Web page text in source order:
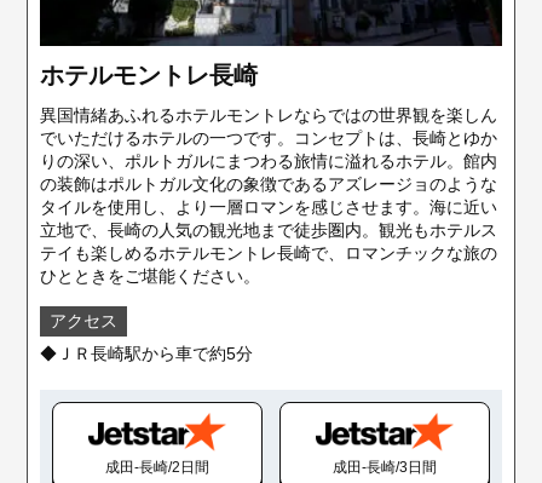
ホテルモントレ長崎
異国情緒あふれるホテルモントレならではの世界観を楽しん
でいただけるホテルの一つです。コンセプトは、長崎とゆか
りの深い、ポルトガルにまつわる旅情に溢れるホテル。館内
の装飾はポルトガル文化の象徴であるアズレージョのような
タイルを使用し、より一層ロマンを感じさせます。海に近い
立地で、長崎の人気の観光地まで徒歩圏内。観光もホテルス
テイも楽しめるホテルモントレ長崎で、ロマンチックな旅の
ひとときをご堪能ください。
アクセス
◆ＪＲ長崎駅から車で約5分
成田-長崎/2日間 成田-長崎/3日間